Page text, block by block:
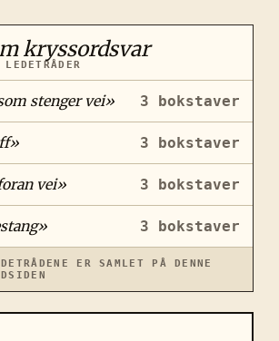
kryssordsvar
stenger vei» 3 bokstaver
» 3 bokstaver
vei» 3 bokstaver
» 3 bokstaver
ER SAMLET PÅ DENNE